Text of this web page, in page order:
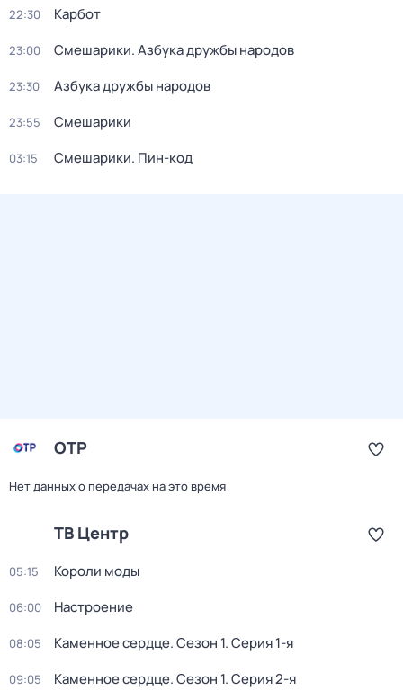
22:30 Карбот
23:00 Смешарики. Азбука дружбы народов
23:30 Азбука дружбы народов
23:55 Смешарики
03:15 Смешарики. Пин-код
ОТР
Нет данных о передачах на это время
ТВ Центр
05:15 Короли моды
06:00 Настроение
08:05 Каменное сердце. Сезон 1. Серия 1-я
09:05 Каменное сердце. Сезон 1. Серия 2-я